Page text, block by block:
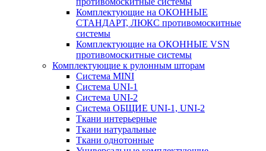
Комплектующие на ОКОННЫЕ
СТАНДАРТ, ЛЮКС противомоскитные
системы
Комплектующие на ОКОННЫЕ VSN
противомоскитные системы
Комплектующие к рулонным шторам
Система MINI
Система UNI-1
Система UNI-2
Система ОБЩИЕ UNI-1, UNI-2
Ткани интерьерные
Ткани натуральные
Ткани однотонные